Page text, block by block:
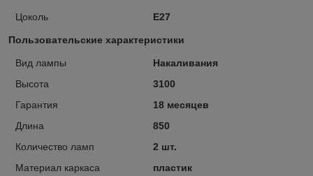
Цоколь E27
Пользовательские характеристики
Вид лампы
Накаливания
Высота
3100
Гарантия
18 месяцев
Длина
850
Количество ламп
2 шт.
Материал каркаса
пластик